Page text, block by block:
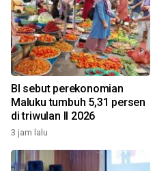
BI sebut perekonomian
Maluku tumbuh 5,31 persen
di triwulan II 2026
3 jam lalu